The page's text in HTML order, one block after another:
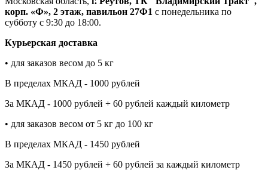
корп. «Ф», 2 этаж, павильон 27Ф1 с понедельника по
субботу с 9:30 до 18:00.
Курьерская доставка
• для заказов весом до 5 кг
В пределах МКАД - 1000 рублей
За МКАД - 1000 рублей + 60 рублей каждый километр
• для заказов весом от 5 кг до 100 кг
В пределах МКАД - 1450 рублей
За МКАД - 1450 рублей + 60 рублей за каждый километр